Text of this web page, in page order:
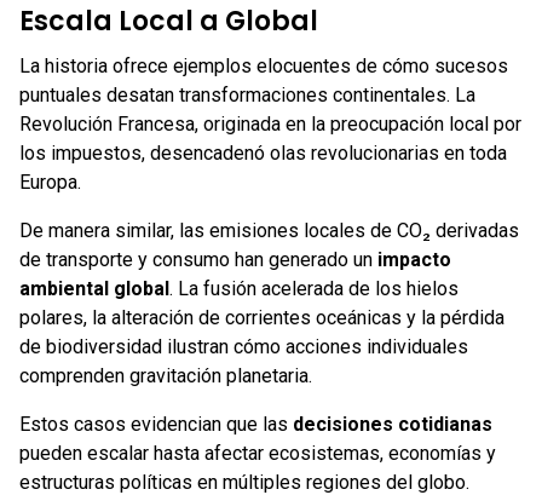
Escala Local a Global
La historia ofrece ejemplos elocuentes de cómo sucesos
puntuales desatan transformaciones continentales. La
Revolución Francesa, originada en la preocupación local por
los impuestos, desencadenó olas revolucionarias en toda
Europa.
De manera similar, las emisiones locales de CO₂ derivadas
de transporte y consumo han generado un impacto
ambiental global. La fusión acelerada de los hielos
polares, la alteración de corrientes oceánicas y la pérdida
de biodiversidad ilustran cómo acciones individuales
comprenden gravitación planetaria.
Estos casos evidencian que las decisiones cotidianas
pueden escalar hasta afectar ecosistemas, economías y
estructuras políticas en múltiples regiones del globo.